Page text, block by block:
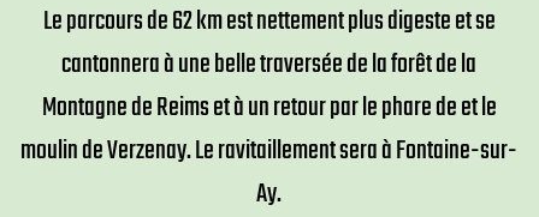
Le parcours de 62 km est nettement plus digeste et se
cantonnera à une belle traversée de la forêt de la
Montagne de Reims et à un retour par le phare de et le
moulin de Verzenay. Le ravitaillement sera à Fontaine-sur-
Ay.